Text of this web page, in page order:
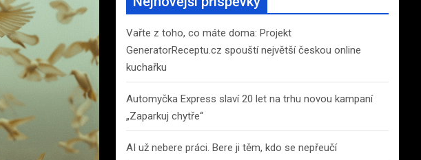
h
Vařte z toho, co máte doma: Projekt
GeneratorReceptu.cz spouští největší českou online
kuchařku
Automyčka Express slaví 20 let na trhu novou kampaní
„Zaparkuj chytře“
AI už nebere práci. Bere ji těm, kdo se nepřeučí